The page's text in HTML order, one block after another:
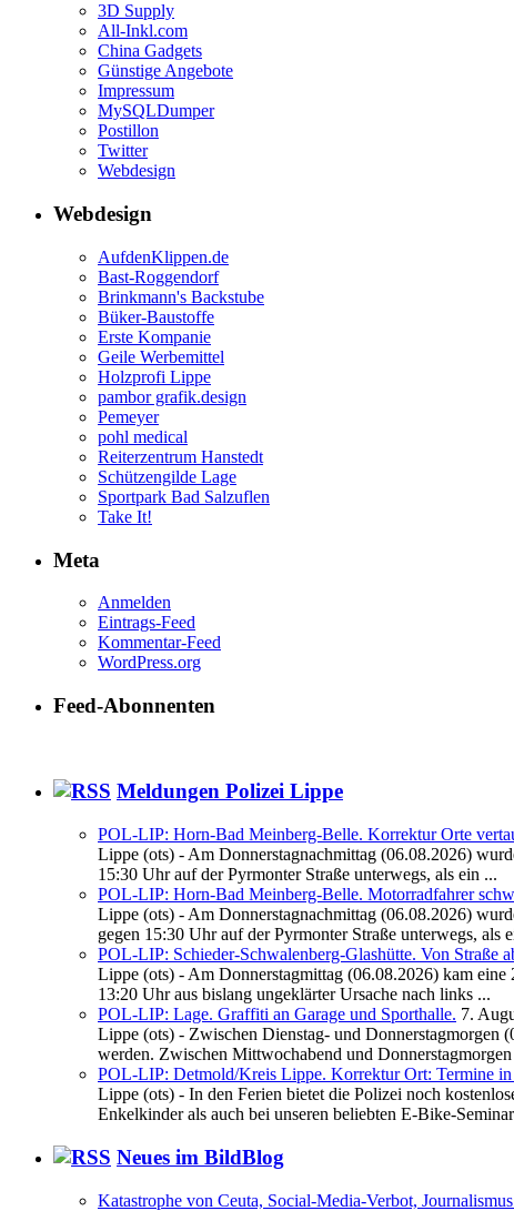
3D Supply
All-Inkl.com
China Gadgets
Günstige Angebote
Impressum
MySQLDumper
Postillon
Twitter
Webdesign
Webdesign
AufdenKlippen.de
Bast-Roggendorf
Brinkmann's Backstube
Büker-Baustoffe
Erste Kompanie
Geile Werbemittel
Holzprofi Lippe
pambor grafik.design
Pemeyer
pohl medical
Reiterzentrum Hanstedt
Schützengilde Lage
Sportpark Bad Salzuflen
Take It!
Meta
Anmelden
Eintrags-Feed
Kommentar-Feed
WordPress.org
Feed-Abonnenten
Meldungen Polizei Lippe
POL-LIP: Horn-Bad Meinberg-Belle. Korrektur Orte
Lippe (ots) - Am Donnerstagnachmittag (06.08.2026)
15:30 Uhr auf der Pyrmonter Straße unterwegs, als ein ...
POL-LIP: Horn-Bad Meinberg-Belle. Motorradfahrer
Lippe (ots) - Am Donnerstagnachmittag (06.08.2026)
gegen 15:30 Uhr auf der Pyrmonter Straße unterwegs, als
POL-LIP: Schieder-Schwalenberg-Glashütte. Von Straße
Lippe (ots) - Am Donnerstagmittag (06.08.2026) kam
13:20 Uhr aus bislang ungeklärter Ursache nach links ...
POL-LIP: Lage. Graffiti an Garage und Sporthalle. 7.
Lippe (ots) - Zwischen Dienstag- und Donnerstagmorgen
werden. Zwischen Mittwochabend und Donnerstagmorgen
POL-LIP: Detmold/Kreis Lippe. Korrektur Ort: Termine
Lippe (ots) - In den Ferien bietet die Polizei noch
Enkelkinder als auch bei unseren beliebten E-Bike-
Neues im BildBlog
Katastrophe von Ceuta, Social-Media-Verbot,